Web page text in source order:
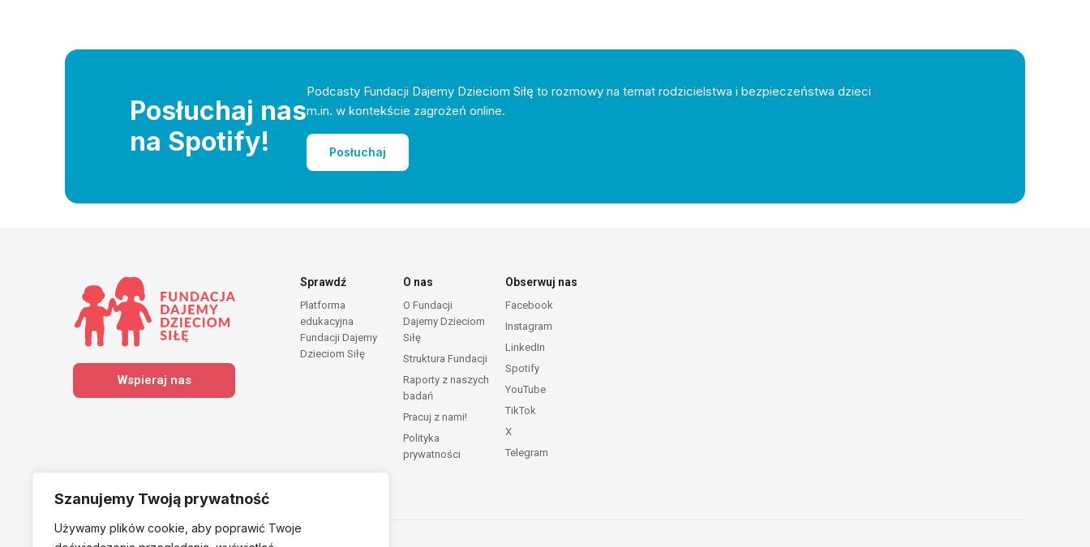
Szanujemy Twoją prywatność
Używamy plików cookie, aby poprawić Twoje
Posłuchaj nas
na Spotify!
Podcasty Fundacji Dajemy Dzieciom Siłę to rozmowy na temat rodzicielstwa i bezpieczeństwa dzieci
m.in. w kontekście zagrożeń online.
Posłuchaj
Wspieraj nas
Sprawdź
Platforma
edukacyjna
Fundacji Dajemy
Dzieciom Siłę
O nas
O Fundacji
Dajemy Dzieciom
Siłę
Struktura Fundacji
Raporty z naszych
badań
Pracuj z nami!
Polityka
prywatności
Obserwuj nas
Facebook
Instagram
LinkedIn
Spotify
YouTube
TikTok
X
Telegram
Należymy do